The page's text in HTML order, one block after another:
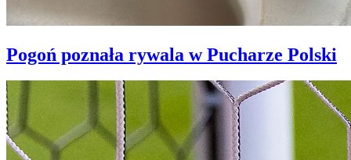
Pogoń poznała rywala w Pucharze Polski